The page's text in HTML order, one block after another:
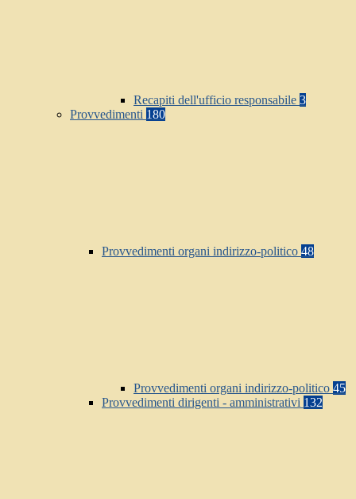
Recapiti dell'ufficio responsabile 3
Provvedimenti 180
Provvedimenti organi indirizzo-politico 48
Provvedimenti organi indirizzo-politico 45
Provvedimenti dirigenti - amministrativi 132